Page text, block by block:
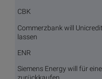
CBK
Commerzbank will
lassen
ENR
Siemens Energy will für